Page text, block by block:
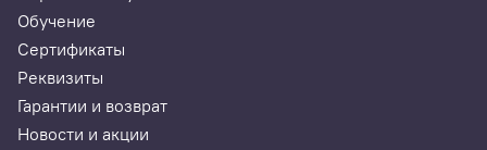
Обучение
Сертификаты
Реквизиты
Гарантии и возврат
Новости и акции